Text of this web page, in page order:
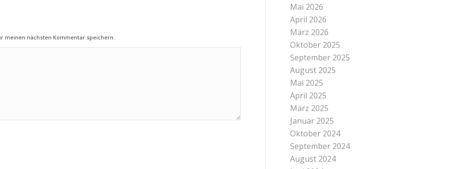
meinen nächsten Kommentar speichern.
Mai 2026
April 2026
März 2026
Oktober 2025
September 2025
August 2025
Mai 2025
April 2025
März 2025
Januar 2025
Oktober 2024
September 2024
August 2024